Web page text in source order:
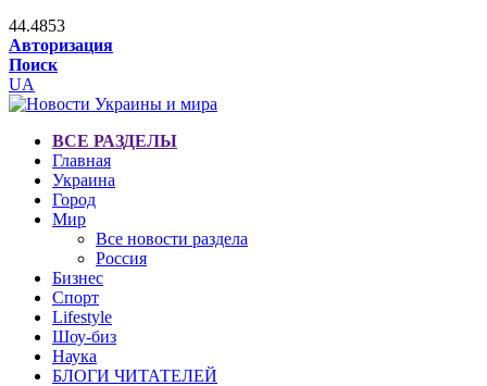
44.4853
Авторизация
Поиск
UA
ВСЕ РАЗДЕЛЫ
Главная
Украина
Город
Мир
Все новости раздела
Россия
Бизнес
Спорт
Lifestyle
Шоу-биз
Наука
БЛОГИ ЧИТАТЕЛЕЙ